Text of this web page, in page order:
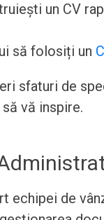
un CV
să folosiți un
sfaturi de
vă inspire.
echipei de